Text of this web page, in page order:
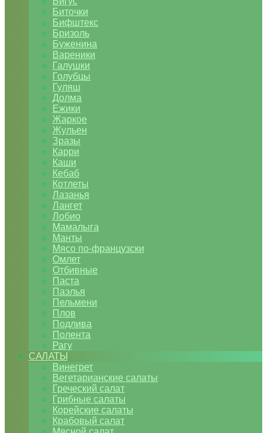
Биточки
Бифштекс
Бризоль
Буженина
Вареники
Галушки
Голубцы
Гуляш
Долма
Ежики
Жаркое
Жульен
Зразы
Карри
Каши
Кебаб
Котлеты
Лазанья
Лангет
Лобио
Мамалыга
Манты
Мясо по-французски
Омлет
Отбивные
Паста
Паэлья
Пельмени
Плов
Подлива
Полента
Рагу
САЛАТЫ
Винегрет
Вегетарианские салаты
Греческий салат
Грибные салаты
Корейские салаты
Крабовый салат